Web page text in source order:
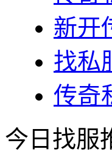
新开
找私
传奇
今日找服